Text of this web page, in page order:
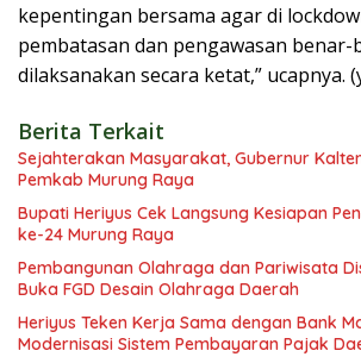
kepentingan bersama agar di
pembatasan dan pengawasan benar-
dilaksanakan secara ketat,” ucapnya.
Berita Terkait
Sejahterakan Masyarakat, Gubernur
Pemkab Murung Raya
Bupati Heriyus Cek Langsung Kesiapan
ke-24 Murung Raya
Pembangunan Olahraga dan Pariwisata
Buka FGD Desain Olahraga Daerah
Heriyus Teken Kerja Sama dengan Bank
Modernisasi Sistem Pembayaran Pajak